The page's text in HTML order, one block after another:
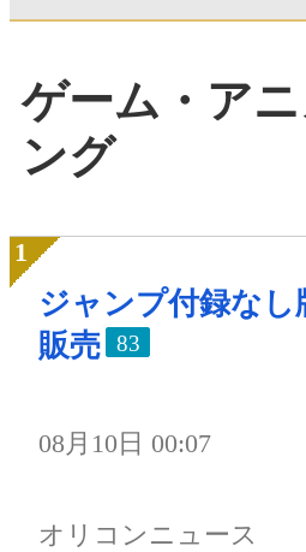
ゲーム・ア
ング
ジャンプ付録なし
販売
83
08月10日 00:07
オリコンニュース